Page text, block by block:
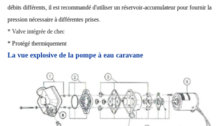
débits différents, il est recommandé d'utiliser un réservoir-accumulateur pour fournir la
pression nécessaire à différentes prises.
* Valve intégrée de chec
* Protégé thermiquement
La vue explosive de la pompe à eau caravane